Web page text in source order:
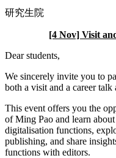
研究生院
[4 Nov] Visit
Dear students,
We sincerely invite you to
both a visit and a career talk
This event offers you the
of Ming Pao and learn
digitalisation functions,
publishing, and share
functions with editors.